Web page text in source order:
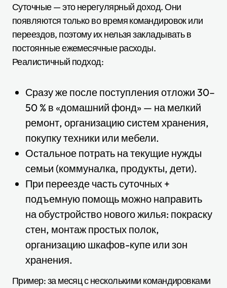
Суточные — это нерегулярный доход. Они
появляются только во время командировок или
переездов, поэтому их нельзя закладывать в
постоянные ежемесячные расходы.
Реалистичный подход:
Сразу же после поступления отложи 30–
50 % в «домашний фонд» — на мелкий
ремонт, организацию систем хранения,
покупку техники или мебели.
Остальное потрать на текущие нужды
семьи (коммуналка, продукты, дети).
При переезде часть суточных +
подъемную помощь можно направить
на обустройство нового жилья: покраску
стен, монтаж простых полок,
организацию шкафов-купе или зон
хранения.
Пример: за месяц с несколькими командировками